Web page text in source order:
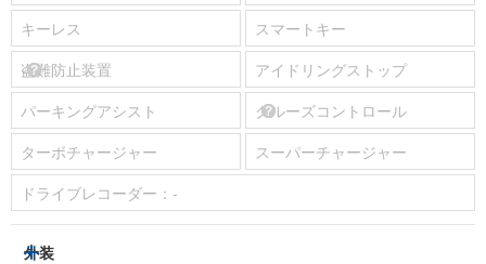
キーレス
スマートキー
盗難防止装置
アイドリングストップ
パーキングアシスト
クルーズコントロール
ターボチャージャー
スーパーチャージャー
ドライブレコーダー： -
外装